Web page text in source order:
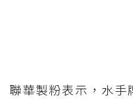
聯華製粉表示，水手